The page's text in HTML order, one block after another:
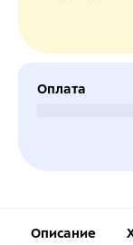
Оплата
Описание